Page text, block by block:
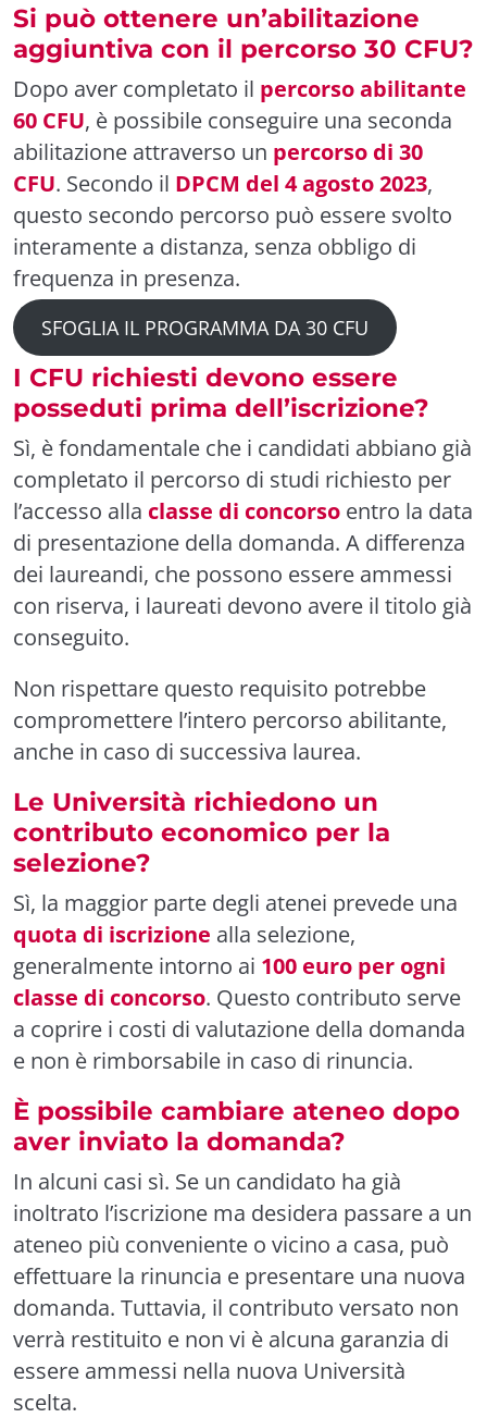
Si può ottenere un’abilitazione
aggiuntiva con il percorso 30 CFU?
Dopo aver completato il percorso abilitante
60 CFU, è possibile conseguire una seconda
abilitazione attraverso un percorso di 30
CFU. Secondo il DPCM del 4 agosto 2023,
questo secondo percorso può essere svolto
interamente a distanza, senza obbligo di
frequenza in presenza.
SFOGLIA IL PROGRAMMA DA 30 CFU
I CFU richiesti devono essere
posseduti prima dell’iscrizione?
Sì, è fondamentale che i candidati abbiano già
completato il percorso di studi richiesto per
l’accesso alla classe di concorso entro la data
di presentazione della domanda. A differenza
dei laureandi, che possono essere ammessi
con riserva, i laureati devono avere il titolo già
conseguito.
Non rispettare questo requisito potrebbe
compromettere l’intero percorso abilitante,
anche in caso di successiva laurea.
Le Università richiedono un
contributo economico per la
selezione?
Sì, la maggior parte degli atenei prevede una
quota di iscrizione alla selezione,
generalmente intorno ai 100 euro per ogni
classe di concorso. Questo contributo serve
a coprire i costi di valutazione della domanda
e non è rimborsabile in caso di rinuncia.
È possibile cambiare ateneo dopo
aver inviato la domanda?
In alcuni casi sì. Se un candidato ha già
inoltrato l’iscrizione ma desidera passare a un
ateneo più conveniente o vicino a casa, può
effettuare la rinuncia e presentare una nuova
domanda. Tuttavia, il contributo versato non
verrà restituito e non vi è alcuna garanzia di
essere ammessi nella nuova Università
scelta.